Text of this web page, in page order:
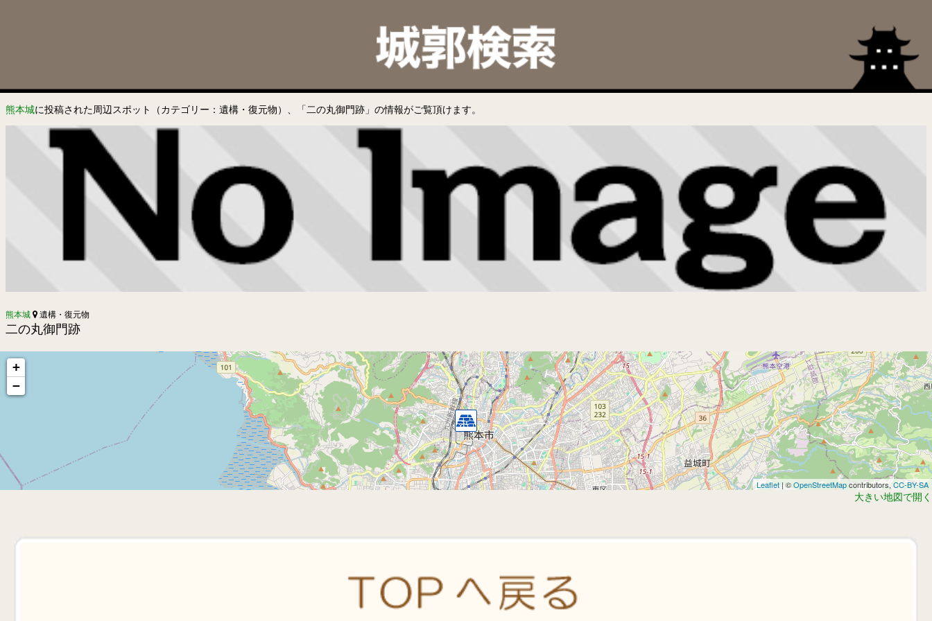
熊本城に投稿された周辺スポット（カテゴリー：遺構・復元物）、「二の丸御門跡」の情報がご覧頂けます。
熊本城 遺構・復元物
二の丸御門跡
+
−
Leaflet | ©OpenStreetMapcontributors,CC-BY-SA
大きい地図で開く